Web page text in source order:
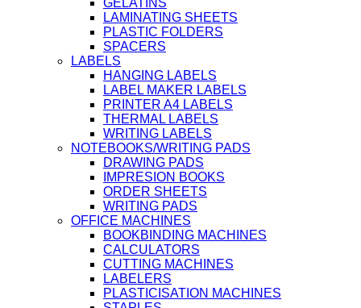
GELATINS
LAMINATING SHEETS
PLASTIC FOLDERS
SPACERS
LABELS
HANGING LABELS
LABEL MAKER LABELS
PRINTER A4 LABELS
THERMAL LABELS
WRITING LABELS
NOTEBOOKS/WRITING PADS
DRAWING PADS
IMPRESION BOOKS
ORDER SHEETS
WRITING PADS
OFFICE MACHINES
BOOKBINDING MACHINES
CALCULATORS
CUTTING MACHINES
LABELERS
PLASTICISATION MACHINES